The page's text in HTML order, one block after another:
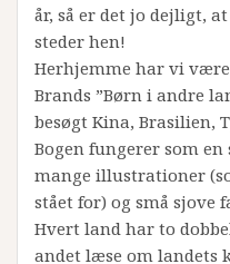
år, så er det jo dejligt,
steder hen!
Herhjemme har vi
Brands ”Børn i andre
besøgt Kina, Brasilien,
Bogen fungerer som
mange illustrationer
stået for) og små sjove
Hvert land har to
andet læse om landets